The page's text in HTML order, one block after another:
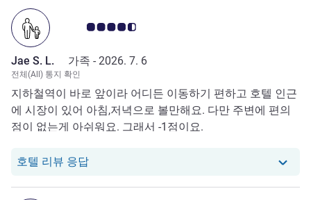
고객 평점 4.5/5
Jae S. L. 가족 - 2026. 7. 6
전체(All) 통지 확인
지하철역이 바로 앞이라 어디든 이동하기 편하고 호텔 인근
에 시장이 있어 아침,저녁으로 볼만해요. 다만 주변에 편의
점이 없는게 아쉬워요. 그래서 -1점이요.
호텔 리뷰 응답당 호텔에서는 Jae S. L.로부터의 리뷰에 응